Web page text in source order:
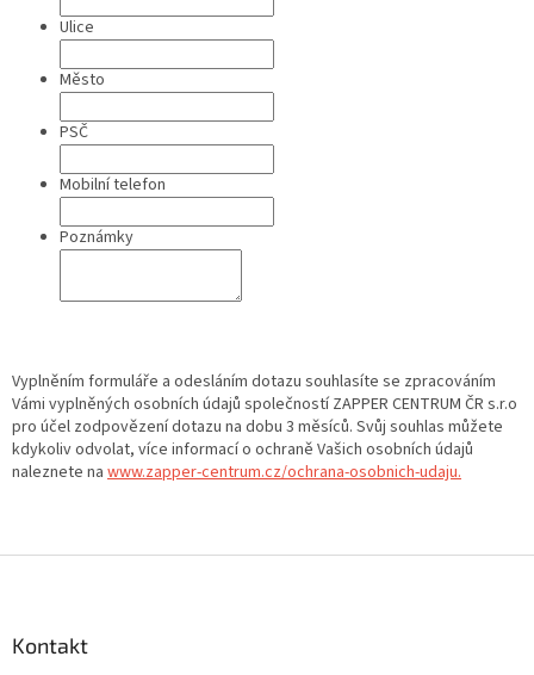
Ulice
Město
PSČ
Mobilní telefon
Poznámky
Vyplněním formuláře a odesláním dotazu souhlasíte se zpracováním
Vámi vyplněných osobních údajů společností ZAPPER CENTRUM ČR s.r.o
pro účel zodpovězení dotazu na dobu 3 měsíců. Svůj souhlas můžete
kdykoliv odvolat, více informací o ochraně Vašich osobních údajů
naleznete na www.zapper-centrum.cz/ochrana-osobnich-udaju.
Kontakt